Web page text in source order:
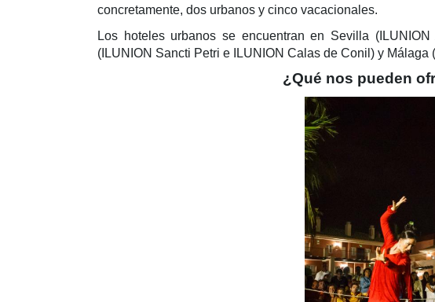
concretamente, dos urbanos y cinco vacacionales.
Los hoteles urbanos se encuentran en Sevilla
(ILUNION Sancti Petri e ILUNION Calas de Conil) y
¿Qué nos pueden